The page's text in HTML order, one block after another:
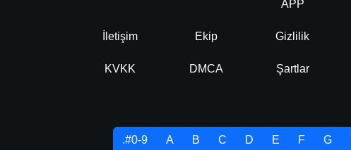
APP
İletişim Ekip Gizlilik
KVKK DMCA Şartlar
.#0-9 A B C D E F G